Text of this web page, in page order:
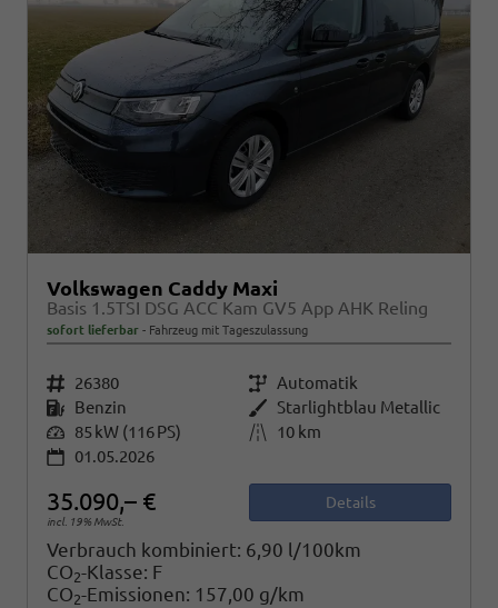
Volkswagen Caddy Maxi
Basis 1.5TSI DSG ACC Kam GV5 App AHK Reling
sofort lieferbar Fahrzeug mit Tageszulassung
Fahrzeugnr. 26380 Getriebe Automatik
Kraftstoff Benzin Außenfarbe Starlightblau Metallic
Leistung 85 kW (116 PS) Kilometerstand
10 km
01.05.2026
35.090,– €
incl. 19% MwSt.
Details
Verbrauch kombiniert: 6,90 l/100km
CO2-Klasse: F
CO2-Emissionen: 157,00 g/km